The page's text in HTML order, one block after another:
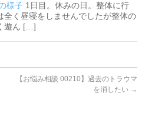
様子 1日目。休みの日。整体に行
全く昼寝をしませんでしたが整体の
遊ん […]
【お悩み相談 00210】過去のトラウマ
を消したい →